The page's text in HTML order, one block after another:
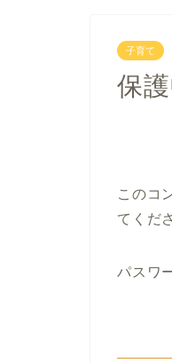
子育て
保
このコ
てくだ
パスワ